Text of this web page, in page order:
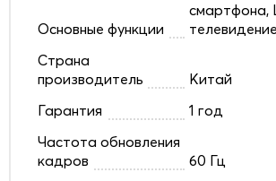
Основные функции
смартфона,
Страна
производитель
Китай
Гарантия
1 год
Частота обновления
кадров
60 Гц